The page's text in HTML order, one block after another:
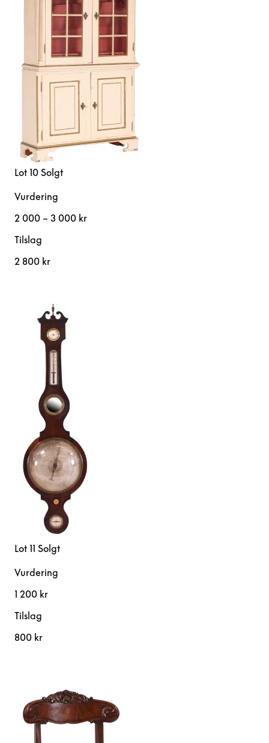
Lot 10 Solgt
Vurdering
2 000 – 3 000 kr
Tilslag
2 800 kr
Lot 11 Solgt
Vurdering
1 200 kr
Tilslag
800 kr